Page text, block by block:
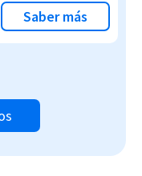
Saber más